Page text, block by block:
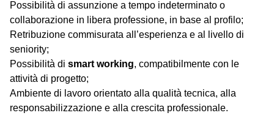
Possibilità di assunzione a tempo indeterminato o
collaborazione in libera professione, in base al profilo;
Retribuzione commisurata all’esperienza e al livello di
seniority;
Possibilità di smart working, compatibilmente con le
attività di progetto;
Ambiente di lavoro orientato alla qualità tecnica, alla
responsabilizzazione e alla crescita professionale.